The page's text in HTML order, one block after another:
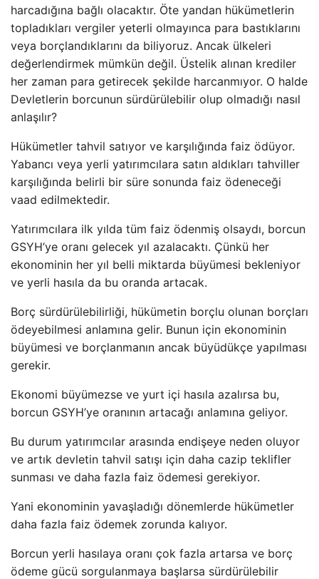
harcadığına bağlı olacaktır. Öte yandan hükümetlerin
topladıkları vergiler yeterli olmayınca para bastıklarını
veya borçlandıklarını da biliyoruz. Ancak ülkeleri
değerlendirmek mümkün değil. Üstelik alınan krediler
her zaman para getirecek şekilde harcanmıyor. O halde
Devletlerin borcunun sürdürülebilir olup olmadığı nasıl
anlaşılır?
Hükümetler tahvil satıyor ve karşılığında faiz ödüyor.
Yabancı veya yerli yatırımcılara satın aldıkları tahviller
karşılığında belirli bir süre sonunda faiz ödeneceği
vaad edilmektedir.
Yatırımcılara ilk yılda tüm faiz ödenmiş olsaydı, borcun
GSYH’ye oranı gelecek yıl azalacaktı. Çünkü her
ekonominin her yıl belli miktarda büyümesi bekleniyor
ve yerli hasıla da bu oranda artacak.
Borç sürdürülebilirliği, hükümetin borçlu olunan borçları
ödeyebilmesi anlamına gelir. Bunun için ekonominin
büyümesi ve borçlanmanın ancak büyüdükçe yapılması
gerekir.
Ekonomi büyümezse ve yurt içi hasıla azalırsa bu,
borcun GSYH’ye oranının artacağı anlamına geliyor.
Bu durum yatırımcılar arasında endişeye neden oluyor
ve artık devletin tahvil satışı için daha cazip teklifler
sunması ve daha fazla faiz ödemesi gerekiyor.
Yani ekonominin yavaşladığı dönemlerde hükümetler
daha fazla faiz ödemek zorunda kalıyor.
Borcun yerli hasılaya oranı çok fazla artarsa ​​ve borç
ödeme gücü sorgulanmaya başlarsa sürdürülebilir